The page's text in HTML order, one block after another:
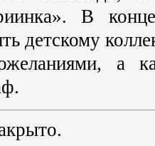
В
детскому
а